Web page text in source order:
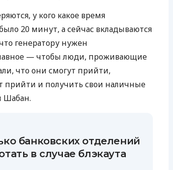
у кого какое время
20 минут, а сейчас вкладываются
генератору нужен
— чтобы люди, проживающие
что они смогут прийти,
прийти и получить свои наличные
Шабан.
банковских отделений
в случае блэкаута